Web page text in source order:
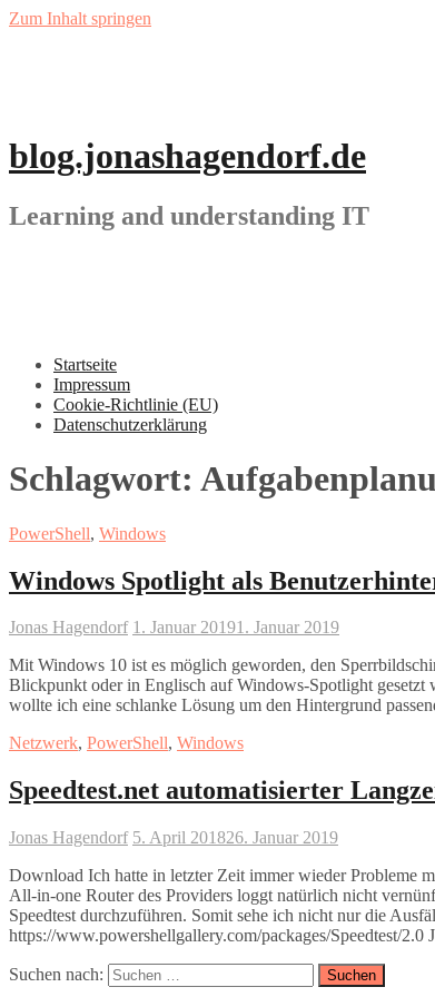
Zum Inhalt springen
blog.jonashagendorf.de
Learning and understanding IT
Startseite
Impressum
Cookie-Richtlinie (EU)
Datenschutzerklärung
Schlagwort:
PowerShell, Windows
Windows Spotlight als
Jonas Hagendorf 1. Januar 20191. Januar 2019
Mit Windows 10 ist es möglich geworden, den
Blickpunkt oder in Englisch auf Windows-Spotlight gesetzt
wollte ich eine schlanke Lösung um den Hintergrund
Netzwerk, PowerShell, Windows
Speedtest.net automatisierter
Jonas Hagendorf 5. April 201826. Januar 2019
Download Ich hatte in letzter Zeit immer wieder Probleme
All-in-one Router des Providers loggt natürlich nicht
Speedtest durchzuführen. Somit sehe ich nicht nur die
https://www.powershellgallery.com/packages/Speedtest/
Suchen nach: